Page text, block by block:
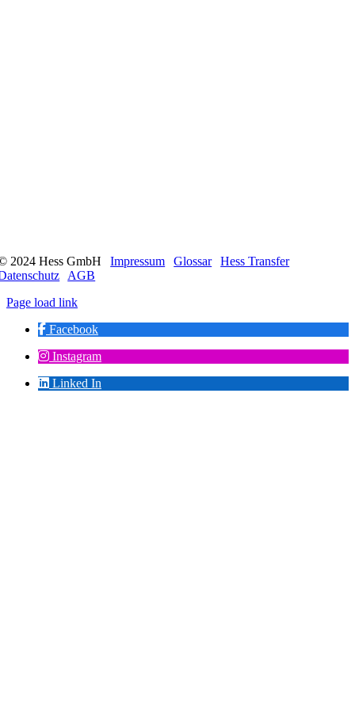
2024 Hess GmbH Impressum Glossar Hess Transfer
AGB
Page load link
Facebook
Instagram
Linked In